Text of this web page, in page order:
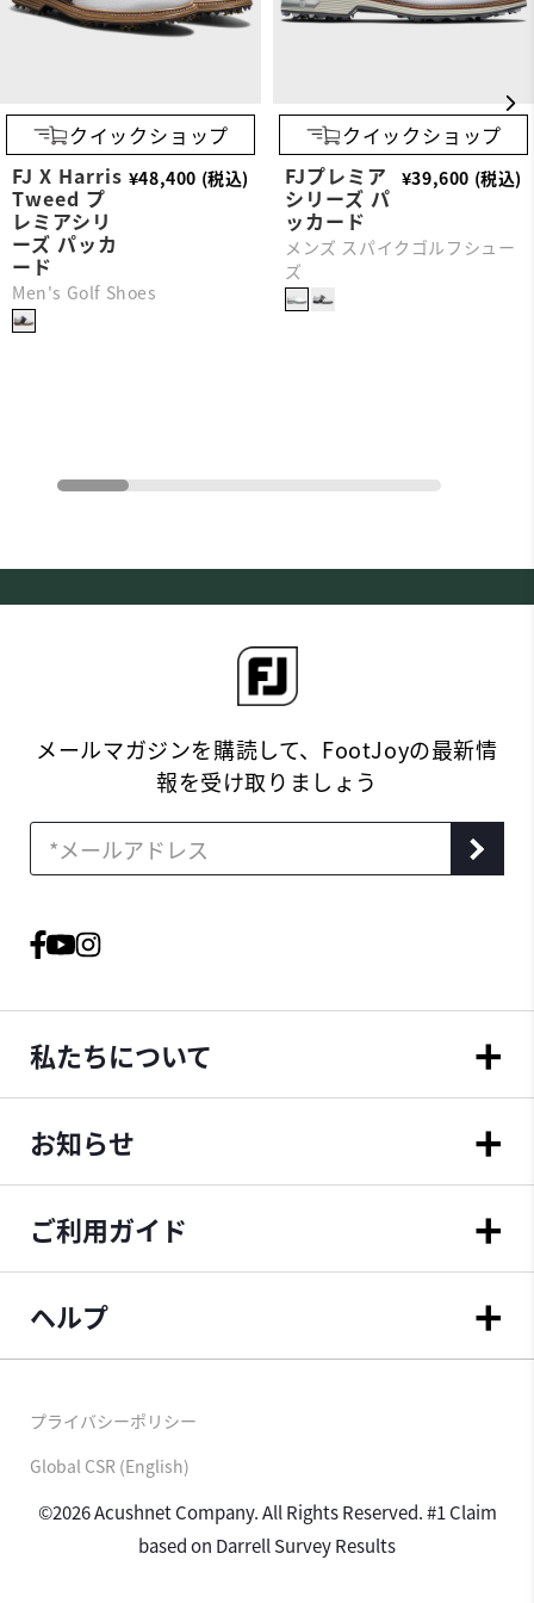
クイックショップ
FJ X Harris
Tweed プ
レミアシリ
ーズ パッカ
ード
Men's Golf Shoes
¥48,400 (税込)
クイックショップ
FJプレミア
シリーズ パ
ッカード
メンズ スパイクゴルフシュー
ズ
¥39,600 (税込)
メールマガジンを購読して、FootJoyの最新情
報を受け取りましょう
私たちについて
お知らせ
ご利用ガイド
ヘルプ
©2026 Acushnet Company. All Rights Reserved. #1 Claim
based on Darrell Survey Results
プライバシーポリシー
Global CSR (English)